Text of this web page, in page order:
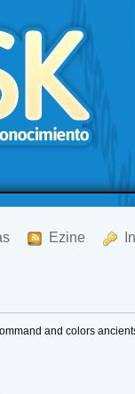
Ezine
and colors